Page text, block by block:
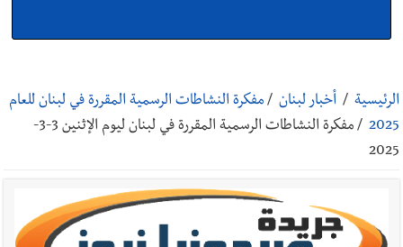
القدرات -صيدا
التشاوري الأول للمرصد الحضري
الرئيسية / أخبار لبنان / مفكرة النشاطات الرسمية المقررة في لبنان للعام
2025
/
مفكرة النشاطات الرسمية المقررة في لبنان ليوم الإثنين 3-3-
2025